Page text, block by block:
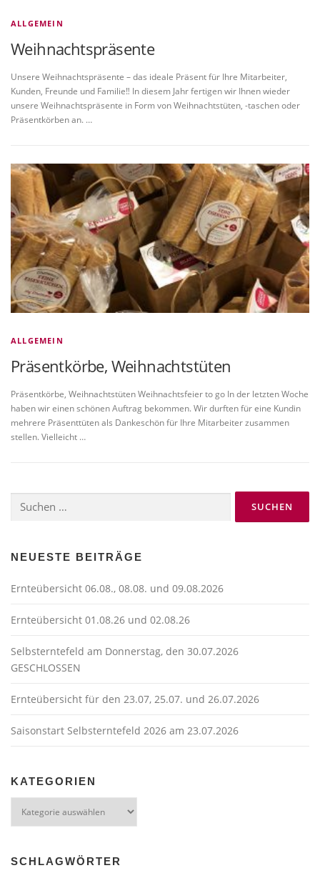
ALLGEMEIN
Weihnachtspräsente
Unsere Weihnachtspräsente – das ideale Präsent für Ihre Mitarbeiter,
Kunden, Freunde und Familie‼️ In diesem Jahr fertigen wir Ihnen wieder
unsere Weihnachtspräsente in Form von Weihnachtstüten, -taschen oder
Präsentkörben an. …
ALLGEMEIN
Präsentkörbe, Weihnachtstüten
Präsentkörbe, Weihnachtstüten Weihnachtsfeier to go In der letzten Woche
haben wir einen schönen Auftrag bekommen. Wir durften für eine Kundin
mehrere Präsenttüten als Dankeschön für Ihre Mitarbeiter zusammen
stellen. Vielleicht …
nach:
NEUESTE BEITRÄGE
Ernteübersicht 06.08., 08.08. und 09.08.2026
Ernteübersicht 01.08.26 und 02.08.26
Selbsterntefeld am Donnerstag, den 30.07.2026
GESCHLOSSEN
Ernteübersicht für den 23.07, 25.07. und 26.07.2026
Saisonstart Selbsterntefeld 2026 am 23.07.2026
KATEGORIEN
SCHLAGWÖRTER